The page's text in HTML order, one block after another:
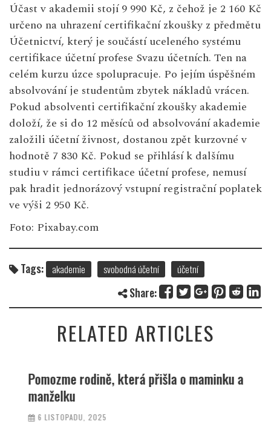
Účast v akademii stojí 9 990 Kč, z čehož je 2 160 Kč
určeno na uhrazení certifikační zkoušky z předmětu
Účetnictví, který je součástí uceleného systému
certifikace účetní profese Svazu účetních. Ten na
celém kurzu úzce spolupracuje. Po jejím úspěšném
absolvování je studentům zbytek nákladů vrácen.
Pokud absolventi certifikační zkoušky akademie
doloží, že si do 12 měsíců od absolvování akademie
založili účetní živnost, dostanou zpět kurzovné v
hodnotě 7 830 Kč. Pokud se přihlásí k dalšímu
studiu v rámci certifikace účetní profese, nemusí
pak hradit jednorázový vstupní registrační poplatek
ve výši 2 950 Kč.
Foto: Pixabay.com
Tags: akademie svobodná účetní účetní
Share:
RELATED ARTICLES
Pomozme rodině, která přišla o maminku a
manželku
6 LISTOPADU, 2025